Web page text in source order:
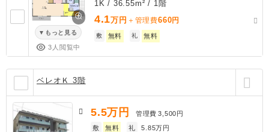
もっと見る
3人閲覧中
1K / 36.55m² / 1階
4.1万円 ＋管理費660円
敷 無料 礼 無料
ベレオＫ 3階
5.5万円 管理費 3,500円
敷
無料 礼 5.85万円